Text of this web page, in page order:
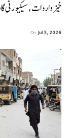
خیز واردات، سیکیورٹی
On Jul 3, 2026